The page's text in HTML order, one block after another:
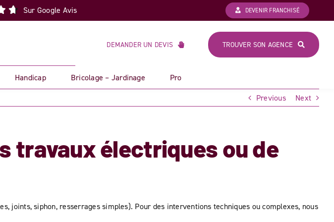
Sur Google Avis DEVENIR FRANCHISÉ
DEMANDER UN DEVIS TROUVER SON AGENCE
Handicap Bricolage – Jardinage Pro
Previous Next
travaux électriques ou de
joints, siphon, resserrages simples). Pour des interventions techniques ou complexes, nous